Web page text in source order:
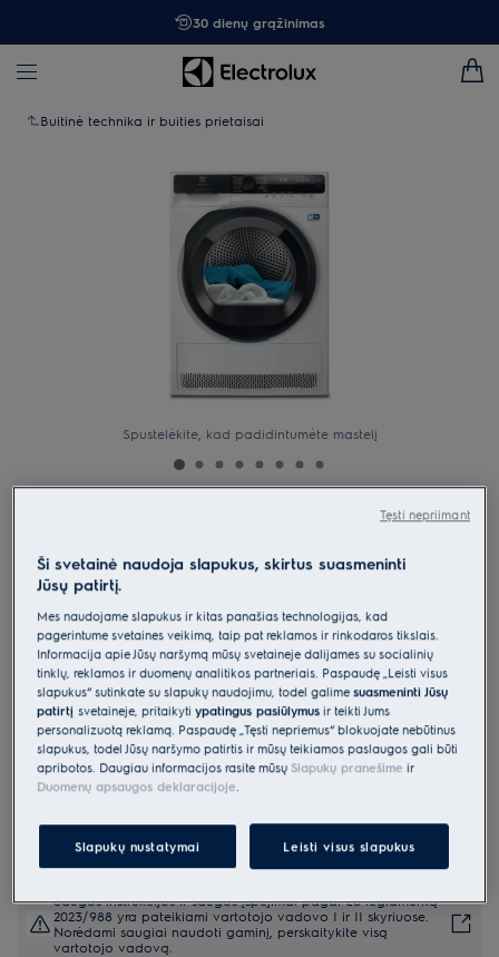
30 dienų grąžinimas
Buitinė technika ir buities prietaisai
Spustelėkite, kad padidintumėte mastelį
Džiovyklė 800 serija „UltraCare“ 9
kg
4.8 (56)
Gaminio informacijos lapas
Pagrindiniai privalumai
800 serijos „UltraCare“ džiovyklė užtikrina tikslų džiovinimą ir visišką
priežiūrą.
„3DSense“ technologija tolygiai išdžiovina striukes ir antklodes.
„DelicateCare“ džiovina net tokius gležnus audinius kaip šilką ir vilną.
Saugos instrukcijos ir saugos įspėjimai pagal ES reglamentą
2023/988 yra pateikiami vartotojo vadovo I ir II skyriuose.
Norėdami saugiai naudoti gaminį, perskaitykite visą
vartotojo vadovą.
Ši svetainė naudoja slapukus, skirtus suasmeninti
Jūsų patirtį.
Mes naudojame slapukus ir kitas panašias technologijas, kad
pagerintume svetainės veikimą, taip pat reklamos ir rinkodaros tikslais.
Informacija apie Jūsų naršymą mūsų svetainėje dalijamės su socialinių
tinklų, reklamos ir duomenų analitikos partneriais. Paspaudę „Leisti visus
slapukus“ sutinkate su slapukų naudojimu, todėl galimesuasmeninti Jūsų
patirtįsvetainėje, pritaikytiypatingus pasiūlymus ir teikti Jums
personalizuotą reklamą. Paspaudę „Tęsti nepriėmus“ blokuojate nebūtinus
slapukus, todėl Jūsų naršymo patirtis ir mūsų teikiamos paslaugos gali būti
apribotos. Daugiau informacijos rasite mūsų Slapukų pranešime ir
Duomenų apsaugos deklaracijoje.
Slapukų nustatymai Leisti visus slapukus
Tęsti nepriimant